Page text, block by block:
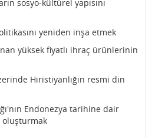
sosyo-kültürel yapısını
yeniden inşa etmek
yüksek fiyatlı ihraç ürünlerinin
Hıristiyanlığın resmi din
Endonezya tarihine dair